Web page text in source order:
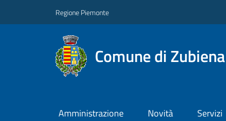
Regione Piemonte
Comune di Zubiena
Amministrazione Novità Servizi